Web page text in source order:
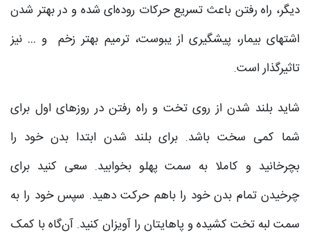
دیگر، راه رفتن باعث تسریع حرکات روده‌ای شده و در بهتر شدن
اشتهای بیمار، پیشگیری از یبوست، ترمیم بهتر زخم و … نیز
تاثیرگذار است.
شاید بلند شدن از روی تخت و راه رفتن در روزهای اول برای
شما کمی سخت باشد. برای بلند شدن ابتدا بدن خود را
بچرخانید و کاملا به سمت پهلو بخوابید. سعی کنید برای
چرخیدن تمام بدن خود را باهم حرکت دهید. سپس خود را به
سمت لبه تخت کشیده و پاهایتان را آویزان کنید. آن‌گاه با کمک